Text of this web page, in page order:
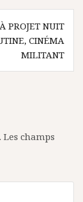
PROJET NUIT
CINÉMA
MILITANT
Les champs